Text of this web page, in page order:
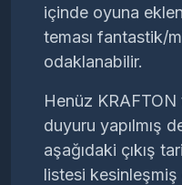
içinde oyuna
teması fantastik/
odaklanabilir.
Henüz KRAFTON
duyuru yapılmış
aşağıdaki çıkış
listesi